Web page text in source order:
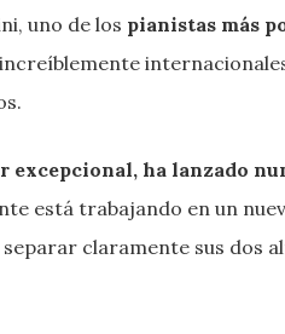
uno de los pianistas más
excepcional, ha lanzado
está trabajando en un
claramente sus dos